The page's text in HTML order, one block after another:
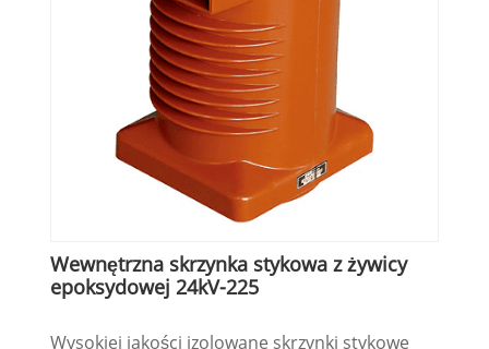
Wewnętrzna skrzynka stykowa z żywicy
epoksydowej 24kV-225
Wysokiej jakości izolowane skrzynki stykowe